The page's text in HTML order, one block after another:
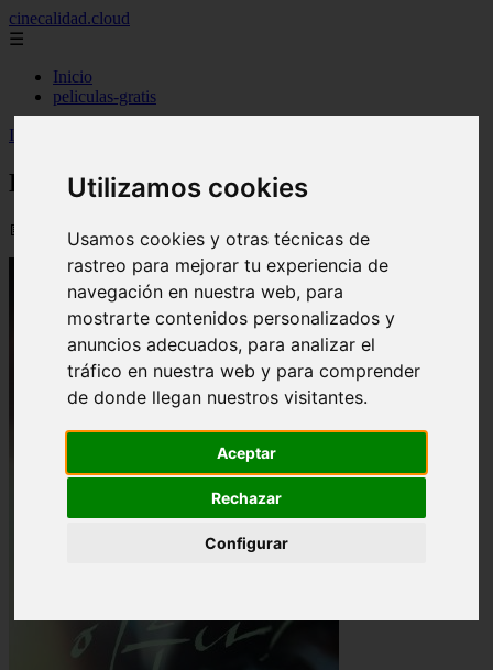
Utilizamos cookies
Usamos cookies y otras técnicas de
rastreo para mejorar tu experiencia de
navegación en nuestra web, para
mostrarte contenidos personalizados y
anuncios adecuados, para analizar el
tráfico en nuestra web y para comprender
de donde llegan nuestros visitantes.
Aceptar
Rechazar
Configurar
cinecalidad.cloud
☰
Inicio
peliculas-gratis
Inicio
Doona Drama ᐉ Final Explicado
📅 13/02/2026